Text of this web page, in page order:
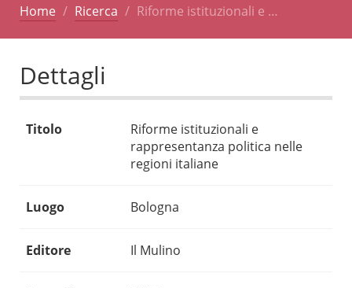
Home Ricerca Riforme istituzionali e …
Dettagli
Titolo
Riforme istituzionali e
rappresentanza politica nelle
regioni italiane
Luogo Bologna
Editore Il Mulino